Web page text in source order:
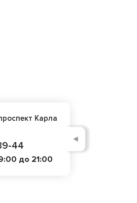
Карла
44
до 21:00
◄